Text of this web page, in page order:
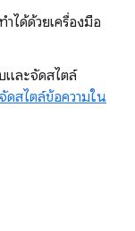
ได้ด้วยเครื่องมือ
และจัดสไตล์
สไตล์ข้อความใน